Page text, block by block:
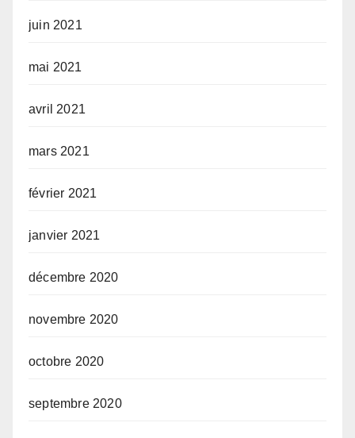
juin 2021
mai 2021
avril 2021
mars 2021
février 2021
janvier 2021
décembre 2020
novembre 2020
octobre 2020
septembre 2020